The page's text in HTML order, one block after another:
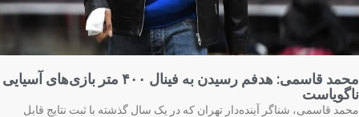
محمد قاسمی: هدفم رسیدن به فینال ۴۰۰ متر بازی‌های آسیایی
قاسمی، شناگر آینده‌دار تهران که در یک سال گذشته با ثبت نتایج قابل